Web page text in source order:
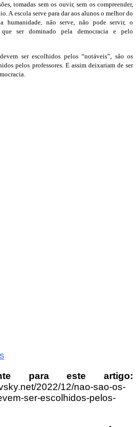
tomadas sem os ouvir, sem os compreender,
A escola serve para dar aos alunos o melhor do
humanidade, não serve, não pode servir, o
ser dominado pela democracia e pelo
ser escolhidos pelos “notáveis”, são os
pelos professores. E assim deixariam de ser
para este artigo:
2022/12/nao-sao-os-
ser-escolhidos-pelos-